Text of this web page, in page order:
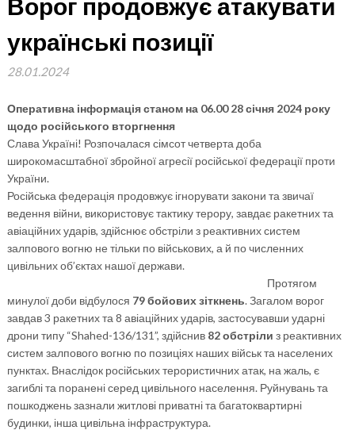
українські позиції
28.01.2024
Оперативна інформація станом на 06.00 28 січня 2024 року
щодо російського вторгнення
Слава Україні! Розпочалася сімсот четверта доба
широкомасштабної збройної агресії російської федерації проти
України.
Російська федерація продовжує ігнорувати закони та звичаї
ведення війни, використовує тактику терору, завдає ракетних та
авіаційних ударів, здійснює обстріли з реактивних систем
залпового вогню не тільки по військових, а й по численних
цивільних об’єктах нашої держави.
Протягом
минулої доби відбулося 79 бойових зіткнень. Загалом ворог
завдав 3 ракетних та 8 авіаційних ударів, застосувавши ударні
дрони типу “Shahed-136/131”, здійснив 82 обстріли з реактивних
систем залпового вогню по позиціях наших військ та населених
пунктах. Внаслідок російських терористичних атак, на жаль, є
загиблі та поранені серед цивільного населення. Руйнувань та
пошкоджень зазнали житлові приватні та багатоквартирні
будинки, інша цивільна інфраструктура.